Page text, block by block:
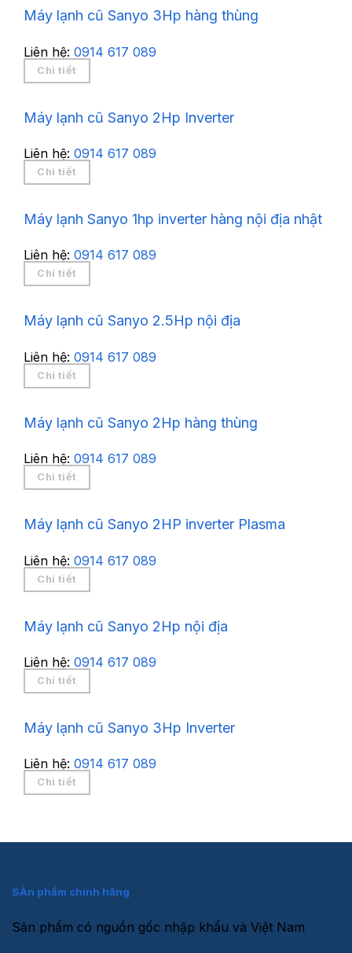
Máy lạnh cũ Sanyo 3Hp hàng thùng
Liên hệ: 0914 617 089
Chi tiết
Máy lạnh cũ Sanyo 2Hp Inverter
Liên hệ: 0914 617 089
Chi tiết
Máy lạnh Sanyo 1hp inverter hàng nội địa nhật
Liên hệ: 0914 617 089
Chi tiết
Máy lạnh cũ Sanyo 2.5Hp nội địa
Liên hệ: 0914 617 089
Chi tiết
Máy lạnh cũ Sanyo 2Hp hàng thùng
Liên hệ: 0914 617 089
Chi tiết
Máy lạnh cũ Sanyo 2HP inverter Plasma
Liên hệ: 0914 617 089
Chi tiết
Máy lạnh cũ Sanyo 2Hp nội địa
Liên hệ: 0914 617 089
Chi tiết
Máy lạnh cũ Sanyo 3Hp Inverter
Liên hệ: 0914 617 089
Chi tiết
SẢn phẩm chính hãng
Sản phẩm có nguồn gốc nhập khẩu và Việt Nam